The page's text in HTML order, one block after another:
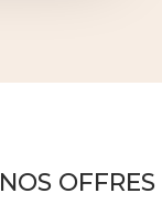
NOS OFFRES